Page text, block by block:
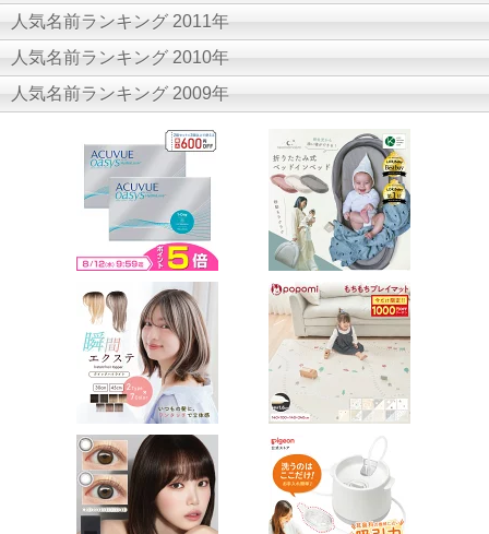
人気名前ランキング 2011年
人気名前ランキング 2010年
人気名前ランキング 2009年